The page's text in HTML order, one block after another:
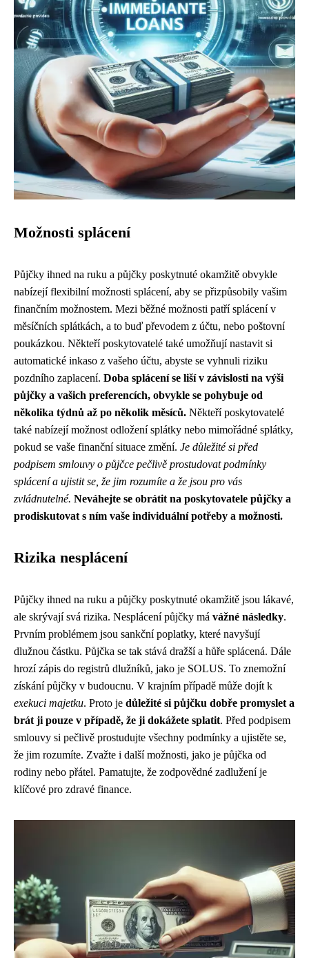
Možnosti splácení
Půjčky ihned na ruku a půjčky poskytnuté okamžitě obvykle
nabízejí flexibilní možnosti splácení, aby se přizpůsobily vašim
finančním možnostem. Mezi běžné možnosti patří splácení v
měsíčních splátkách, a to buď převodem z účtu, nebo poštovní
poukázkou. Někteří poskytovatelé také umožňují nastavit si
automatické inkaso z vašeho účtu, abyste se vyhnuli riziku
pozdního zaplacení. Doba splácení se liší v závislosti na výši
půjčky a vašich preferencích, obvykle se pohybuje od
několika týdnů až po několik měsíců. Někteří poskytovatelé
také nabízejí možnost odložení splátky nebo mimořádné splátky,
pokud se vaše finanční situace změní. Je důležité si před
podpisem smlouvy o půjčce pečlivě prostudovat podmínky
splácení a ujistit se, že jim rozumíte a že jsou pro vás
zvládnutelné. Neváhejte se obrátit na poskytovatele půjčky a
prodiskutovat s ním vaše individuální potřeby a možnosti.
Rizika nesplácení
Půjčky ihned na ruku a půjčky poskytnuté okamžitě jsou lákavé,
ale skrývají svá rizika. Nesplácení půjčky má vážné následky.
Prvním problémem jsou sankční poplatky, které navyšují
dlužnou částku. Půjčka se tak stává dražší a hůře splácená. Dále
hrozí zápis do registrů dlužníků, jako je SOLUS. To znemožní
získání půjčky v budoucnu. V krajním případě může dojít k
exekuci majetku. Proto je důležité si půjčku dobře promyslet a
brát ji pouze v případě, že ji dokážete splatit. Před podpisem
smlouvy si pečlivě prostudujte všechny podmínky a ujistěte se,
že jim rozumíte. Zvažte i další možnosti, jako je půjčka od
rodiny nebo přátel. Pamatujte, že zodpovědné zadlužení je
klíčové pro zdravé finance.